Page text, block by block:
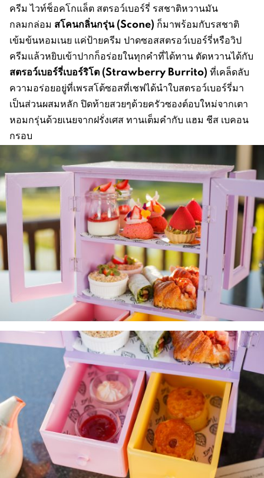
ครีม ไวท์ช็อคโกแล็ต สตรอว์เบอร์รี่ รสชาติหวานมัน
กลมกล่อม สโคนกลิ่นกรุ่น (Scone) ก็มาพร้อมกับรสชาติ
เข้มข้นหอมเนย แค่ป้ายครีม ปาดซอสสตรอว์เบอร์รี่หรือวิป
ครีมแล้วหยิบเข้าปากก็อร่อยในทุกคำที่ได้ทาน ตัดหวานได้กับ
สตรอว์เบอร์รี่เบอร์ริโต (Strawberry Burrito) ที่เคล็ดลับ
ความอร่อยอยู่ที่เพรสโต้ซอสที่เชฟได้นำใบสตรอว์เบอร์รี่มา
เป็นส่วนผสมหลัก ปิดท้ายสวยๆด้วยครัวซองต์อบใหม่จากเตา
หอมกรุ่นด้วยเนยจากฝรั่งเศส ทานเต็มคำกับ แฮม ชีส เบคอน
กรอบ